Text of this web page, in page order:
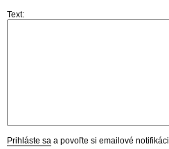
Text:
Prihláste sa a povoľte si emailové